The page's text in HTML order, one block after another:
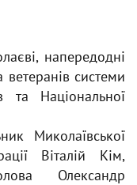
напередодні
ветеранів системи
та Національної
Миколаївської
Віталій Кім,
Олександр